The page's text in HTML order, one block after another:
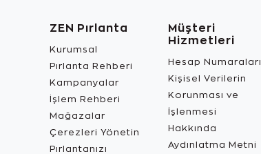
ZEN Pırlanta
Kurumsal
Pırlanta Rehberi
Kampanyalar
İşlem Rehberi
Mağazalar
Çerezleri Yönetin
Pırlantanızı
Müşteri
Hizmetleri
Hesap Numaraları
Kişisel Verilerin
Korunması ve
İşlenmesi
Hakkında
Aydınlatma Metni